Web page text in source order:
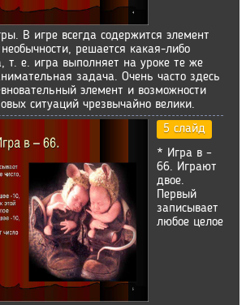
В игре всегда содержится элемент
решается какая-либо
т. е. игра выполняет на уроке те же
задача. Очень часто здесь
элемент и возможности
ситуаций чрезвычайно велики.
5 слайд
* Игра в –
66. Играют
двое.
Первый
записывает
любое целое